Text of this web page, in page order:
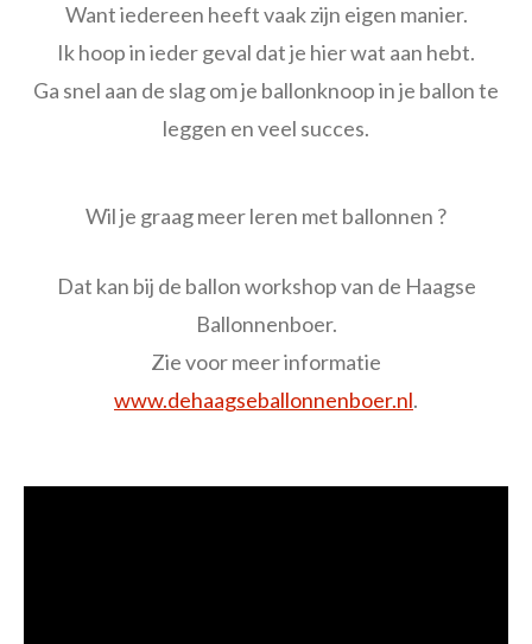
Want iedereen heeft vaak zijn eigen manier.
Ik hoop in ieder geval dat je hier wat aan hebt.
Ga snel aan de slag om je ballonknoop in je ballon te
leggen en veel succes.
Wil je graag meer leren met ballonnen ?
Dat kan bij de ballon workshop van de Haagse
Ballonnenboer.
Zie voor meer informatie
www.dehaagseballonnenboer.nl.